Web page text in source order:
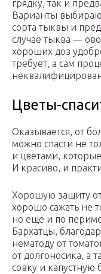
грядку, так и
Варианты
сорта тыквы и
случае тыква —
хороших доз
требует, а сам
Цветы-
Оказывается, от
можно спасти не
и цветами,
И красиво, и
Хорошую защиту
хорошо сажать не
но еще и по
Бархатцы,
нематоду от
от долгоносика, а
совку и капустную